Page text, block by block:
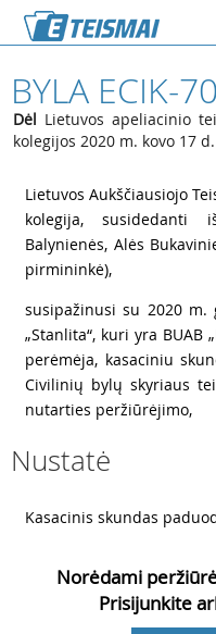
BYLA ECIK-
Dėl Lietuvos apeliacinio
kolegijos 2020 m. kovo 17
Lietuvos Aukščiausiojo
kolegija, susidedanti
Balynienės, Alės
pirmininkė),
susipažinusi su 2020 m.
„Stanlita“, kuri yra BUAB
perėmėja, kasaciniu
Civilinių bylų skyriaus
nutarties peržiūrėjimo,
Nustatė
Kasacinis skundas
Norėdami
Prisijunkite